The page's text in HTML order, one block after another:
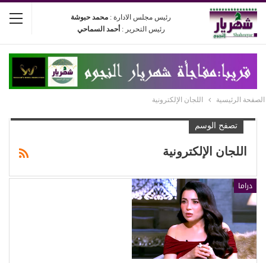
رئيس مجلس الادارة : محمد حبوشة
رئيس التحرير : أحمد السماحي
الصفحة الرئيسية اللجان الإلكترونية
تصفح الوسم
اللجان الإلكترونية
دراما